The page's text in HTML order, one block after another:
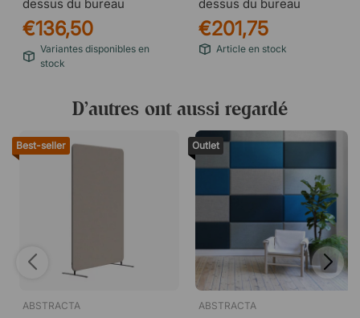
dessus du bureau
€136,50
Variantes disponibles en
stock
dessus du bureau
€201,75
Article en stock
D’autres ont aussi regardé
Best-seller
ABSTRACTA
Outlet
ABSTRACTA